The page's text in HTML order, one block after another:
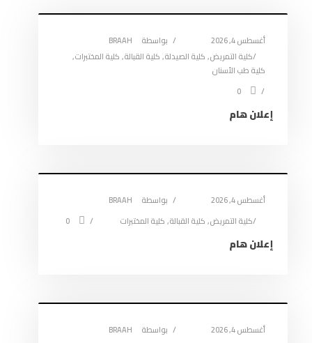
)
) ة
أغسطس 4, 2026 بواسطة
BRAAH
كلية التمريض, كلية الصيدلة, كلية القبالة, كلية المختبرات,
كلية طب الأسنان
0
إعلان هام
أغسطس 4, 2026 بواسطة
BRAAH
كلية التمريض, كلية القبالة, كلية المختبرات 0
إعلان هام
أغسطس 4, 2026 بواسطة
BRAAH